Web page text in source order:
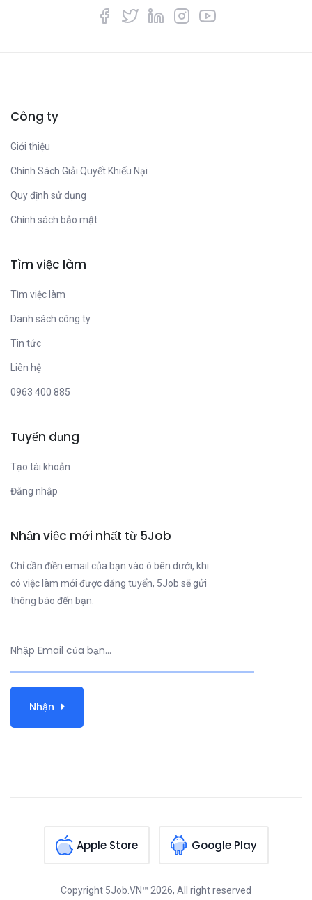
Công ty
Giới thiệu
Chính Sách Giải Quyết Khiếu Nại
Quy định sử dụng
Chính sách bảo mật
Tìm việc làm
Tìm việc làm
Danh sách công ty
Tin tức
Liên hệ
0963 400 885
Tuyển dụng
Tạo tài khoản
Đăng nhập
Nhận việc mới nhất từ 5Job
Chỉ cần điền email của bạn vào ô bên dưới, khi
có việc làm mới được đăng tuyển, 5Job sẽ gửi
thông báo đến bạn.
Nhận
Apple Store Google Play
Copyright 5Job.VN™ 2026, All right reserved